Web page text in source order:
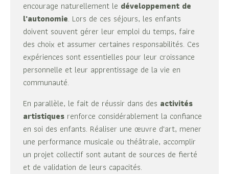
encourage naturellement le développement de
l'autonomie. Lors de ces séjours, les enfants
doivent souvent gérer leur emploi du temps, faire
des choix et assumer certaines responsabilités. Ces
expériences sont essentielles pour leur croissance
personnelle et leur apprentissage de la vie en
communauté.
En parallèle, le fait de réussir dans des activités
artistiques renforce considérablement la confiance
en soi des enfants. Réaliser une œuvre d'art, mener
une performance musicale ou théâtrale, accomplir
un projet collectif sont autant de sources de fierté
et de validation de leurs capacités.